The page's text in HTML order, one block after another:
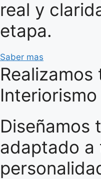
real y
etapa.
Saber mas
Interiorismo
Diseñamos
adaptado a